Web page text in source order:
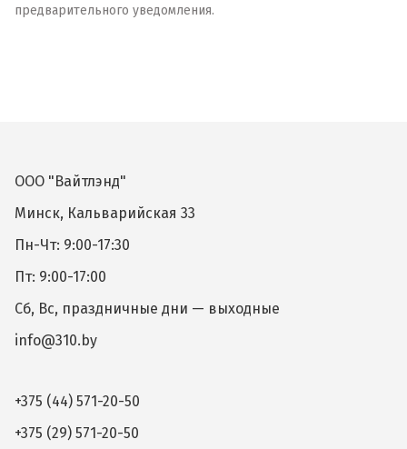
предварительного уведомления.
ООО "Вайтлэнд"
Минск, Кальварийская 33
Пн-Чт: 9:00-17:30
Пт: 9:00-17:00
Сб, Вс, праздничные дни — выходные
info@310.by
+375 (44) 571-20-50
+375 (29) 571-20-50